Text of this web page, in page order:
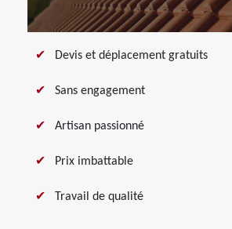
Devis et déplacement gratuits
Sans engagement
Artisan passionné
Prix imbattable
Travail de qualité